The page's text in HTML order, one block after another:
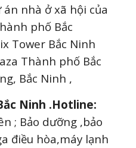
án nhà ở xã hội của
phố Bắc
Tower Bắc Ninh
Thành phố Bắc
Bắc Ninh ,
Ninh .Hotline:
; Bảo dưỡng ,bảo
điều hòa,máy lạnh